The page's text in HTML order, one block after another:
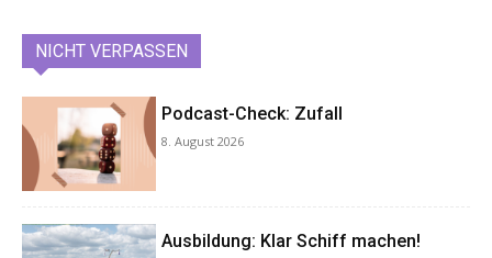
NICHT VERPASSEN
Podcast-Check: Zufall
8. August 2026
Ausbildung: Klar Schiff machen!